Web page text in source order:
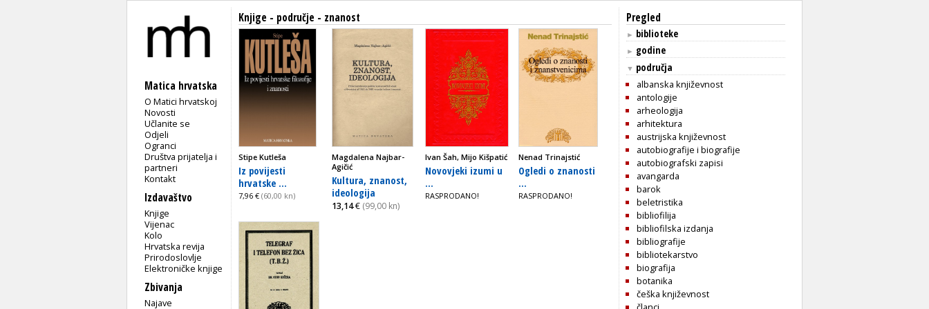
Matica hrvatska
O Matici hrvatskoj
Novosti
Učlanite se
Odjeli
Ogranci
Društva prijatelja i
partneri
Kontakt
Izdavaštvo
Knjige
Vijenac
Kolo
Hrvatska revija
Prirodoslovlje
Elektroničke knjige
Zbivanja
Najave
Knjige - područje - znanost
Stipe Kutleša
Iz povijesti
hrvatske ...
7,96 € (60,00 kn)
Magdalena Najbar-
Agičić
Kultura, znanost,
ideologija
13,14€ (99,00 kn)
Ivan Šah, Mijo Kišpatić
Novovjeki izumi u
...
RASPRODANO!
Nenad Trinajstić
Ogledi o znanosti
...
RASPRODANO!
Pregled
► biblioteke
► godine
▼ područja
albanska književnost
antologije
arheologija
arhitektura
austrijska književnost
autobiografije i biografije
autobiografski zapisi
avangarda
barok
beletristika
bibliofilija
bibliofilska izdanja
bibliografije
bibliotekarstvo
biografija
botanika
češka književnost